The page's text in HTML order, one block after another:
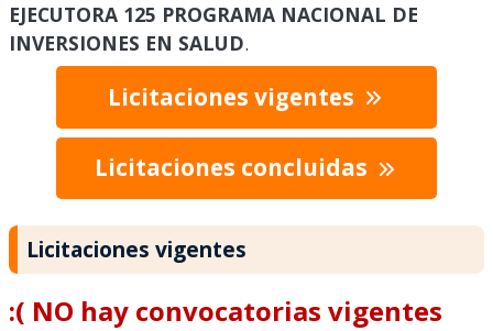
EJECUTORA 125 PROGRAMA NACIONAL DE
INVERSIONES EN SALUD.
Licitaciones vigentes
Licitaciones concluidas
Licitaciones vigentes
:( NO hay convocatorias vigentes